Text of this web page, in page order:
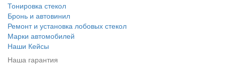
Тонировка стекол
Бронь и автовинил
Ремонт и установка лобовых стекол
Марки автомобилей
Наши Кейсы
Наша гарантия